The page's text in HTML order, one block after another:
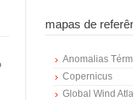
mapas de
Anomalias
Copernicus
Global Wind